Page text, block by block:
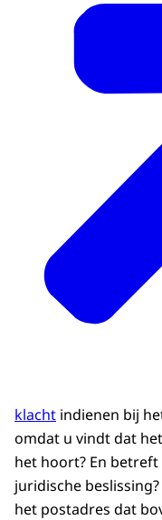
klacht indienen bij
omdat u vindt dat
het hoort? En
juridische
het postadres dat